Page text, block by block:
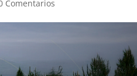
Comentarios